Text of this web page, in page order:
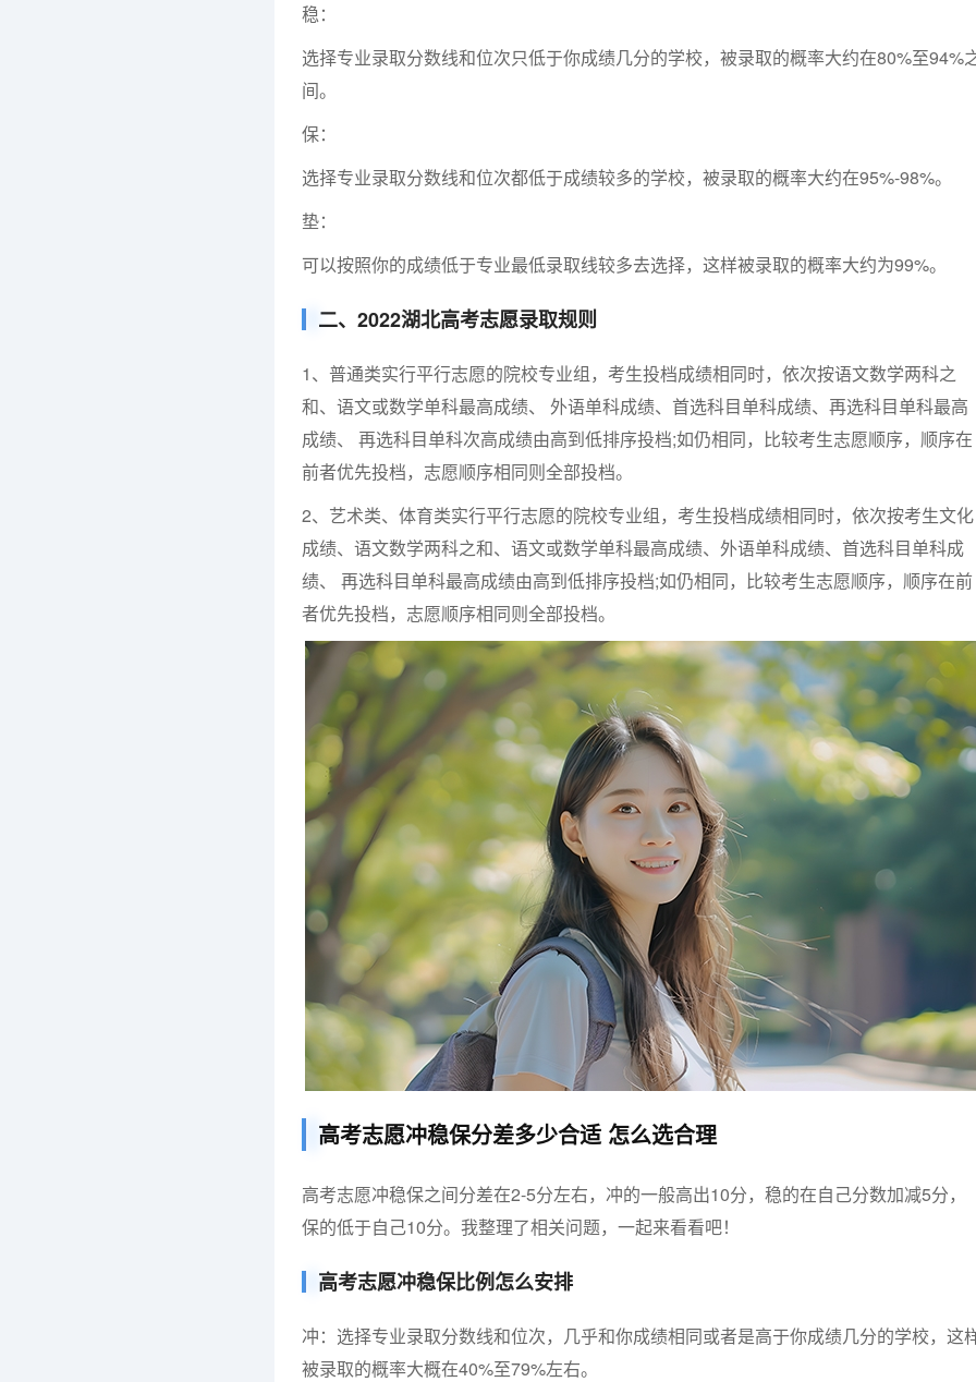
稳：
选择专业录取分数线和位次只低于你成绩几分的学校，被录取的概率大约在80%至94%
间。
保：
选择专业录取分数线和位次都低于成绩较多的学校，被录取的概率大约在95%-98%。
垫：
可以按照你的成绩低于专业最低录取线较多去选择，这样被录取的概率大约为99%。
二、2022湖北高考志愿录取规则
1、普通类实行平行志愿的院校专业组，考生投档成绩相同时，依次按语文数学两科之
和、语文或数学单科最高成绩、 外语单科成绩、首选科目单科成绩、再选科目单科最高
成绩、 再选科目单科次高成绩由高到低排序投档;如仍相同，比较考生志愿顺序，顺序在
前者优先投档，志愿顺序相同则全部投档。
2、艺术类、体育类实行平行志愿的院校专业组，考生投档成绩相同时，依次按考生文化
成绩、语文数学两科之和、语文或数学单科最高成绩、外语单科成绩、首选科目单科成
绩、 再选科目单科最高成绩由高到低排序投档;如仍相同，比较考生志愿顺序，顺序在前
者优先投档，志愿顺序相同则全部投档。
高考志愿冲稳保分差多少合适 怎么选合理
高考志愿冲稳保之间分差在2-5分左右，冲的一般高出10分，稳的在自己分数加减5分，
保的低于自己10分。我整理了相关问题，一起来看看吧！
高考志愿冲稳保比例怎么安排
冲：选择专业录取分数线和位次，几乎和你成绩相同或者是高于你成绩几分的学校，这
被录取的概率大概在40%至79%左右。